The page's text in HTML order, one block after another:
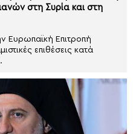
στη Συρία και στη
Ευρωπαϊκή Επιτροπή
επιθέσεις κατά